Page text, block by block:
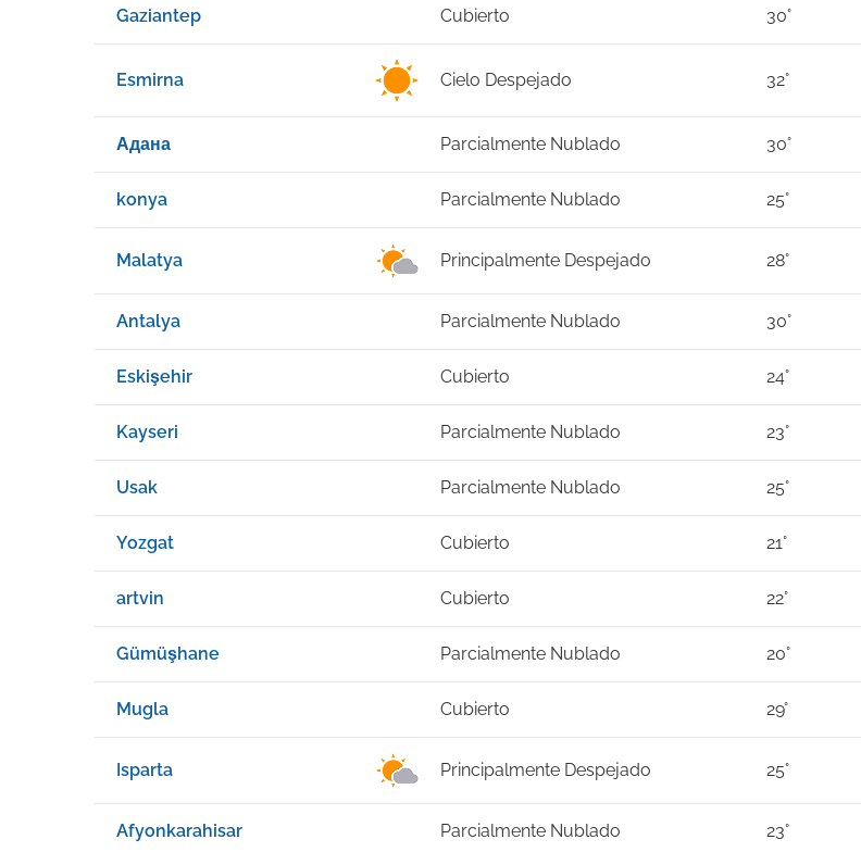
Gaziantep Cubierto 30°
Esmirna Cielo Despejado 32°
Адана Parcialmente Nublado 30°
konya Parcialmente Nublado 25°
Malatya Principalmente Despejado 28°
Antalya Parcialmente Nublado 30°
Eskişehir Cubierto 24°
Kayseri Parcialmente Nublado 23°
Usak Parcialmente Nublado 25°
Yozgat Cubierto 21°
artvin Cubierto 22°
Gümüşhane Parcialmente Nublado 20°
Mugla Cubierto 29°
Isparta Principalmente Despejado 25°
Afyonkarahisar Parcialmente Nublado 23°